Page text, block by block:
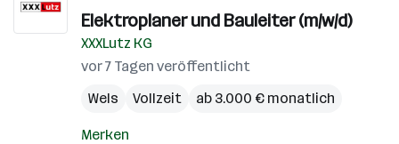
Elektroplaner und Bauleiter (m/w/d)
XXXLutz KG
vor 7 Tagen veröffentlicht
Wels
Vollzeit ab 3.000 € monatlich
Merken